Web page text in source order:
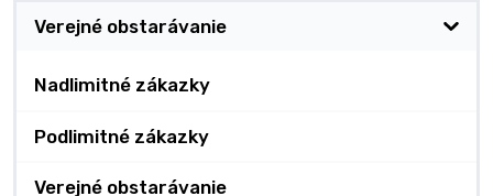
Verejné obstarávanie
Nadlimitné zákazky
Podlimitné zákazky
Verejné obstarávanie